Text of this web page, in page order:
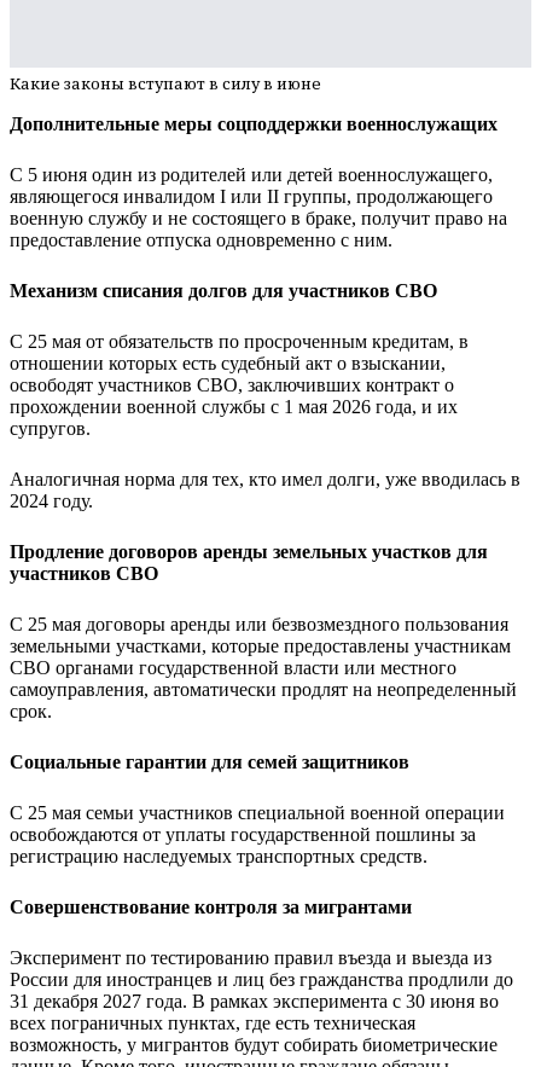
Какие законы вступают в силу в июне
Дополнительные меры соцподдержки военнослужащих
С 5 июня один из родителей или детей военнослужащего,
являющегося инвалидом I или II группы, продолжающего
военную службу и не состоящего в браке, получит право на
предоставление отпуска одновременно с ним.
Механизм списания долгов для участников СВО
С 25 мая от обязательств по просроченным кредитам, в
отношении которых есть судебный акт о взыскании,
освободят участников СВО, заключивших контракт о
прохождении военной службы с 1 мая 2026 года, и их
супругов.
Аналогичная норма для тех, кто имел долги, уже вводилась в
2024 году.
Продление договоров аренды земельных участков для
участников СВО
С 25 мая договоры аренды или безвозмездного пользования
земельными участками, которые предоставлены участникам
СВО органами государственной власти или местного
самоуправления, автоматически продлят на неопределенный
срок.
Социальные гарантии для семей защитников
С 25 мая семьи участников специальной военной операции
освобождаются от уплаты государственной пошлины за
регистрацию наследуемых транспортных средств.
Совершенствование контроля за мигрантами
Эксперимент по тестированию правил въезда и выезда из
России для иностранцев и лиц без гражданства продлили до
31 декабря 2027 года. В рамках эксперимента с 30 июня во
всех пограничных пунктах, где есть техническая
возможность, у мигрантов будут собирать биометрические